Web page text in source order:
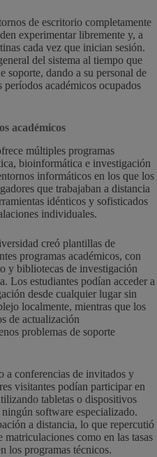
de escritorio completamente
experimentar libremente y, a
cada vez que inician sesión.
del sistema al tiempo que
soporte, dando a su personal de
académicos ocupados
académicos
múltiples programas
bioinformática e investigación
informáticos en los que los
que trabajaban a distancia
idénticos y sofisticados
individuales.
creó plantillas de
programas académicos, con
y bibliotecas de investigación
Los estudiantes podían acceder a
desde cualquier lugar sin
localmente, mientras que los
de actualización
problemas de soporte
a conferencias de invitados y
visitantes podían participar en
tabletas o dispositivos
software especializado.
a distancia, lo que repercutió
como en las tasas
los programas técnicos.